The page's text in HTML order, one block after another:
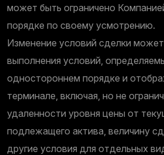
может быть ограничено
порядке по своему усмотрению.
Изменение условий сделки
выполнения условий,
одностороннем порядке и
терминале, включая, но не
удаленности уровня цены от
подлежащего актива, величину
другие условия для отдельных